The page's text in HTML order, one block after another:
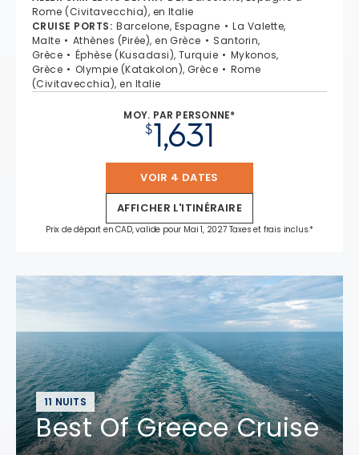
Rome (Civitavecchia), en Italie
CRUISE PORTS: Barcelone, Espagne
La Valette,
Malte
Athènes (Pirée), en Grèce
Santorin,
Grèce
Éphèse (Kusadasi), Turquie
Mykonos,
Grèce
Olympie (Katakolon), Grèce
Rome
(Civitavecchia), en Italie
MOY. PAR PERSONNE*
$1,631
VOIR 4 DATES
AFFICHER L'ITINÉRAIRE
Prix de départ en CAD, valide pour Mai 1, 2027 Taxes et frais inclus.*
11 NUITS
Best Of Greece Cruise